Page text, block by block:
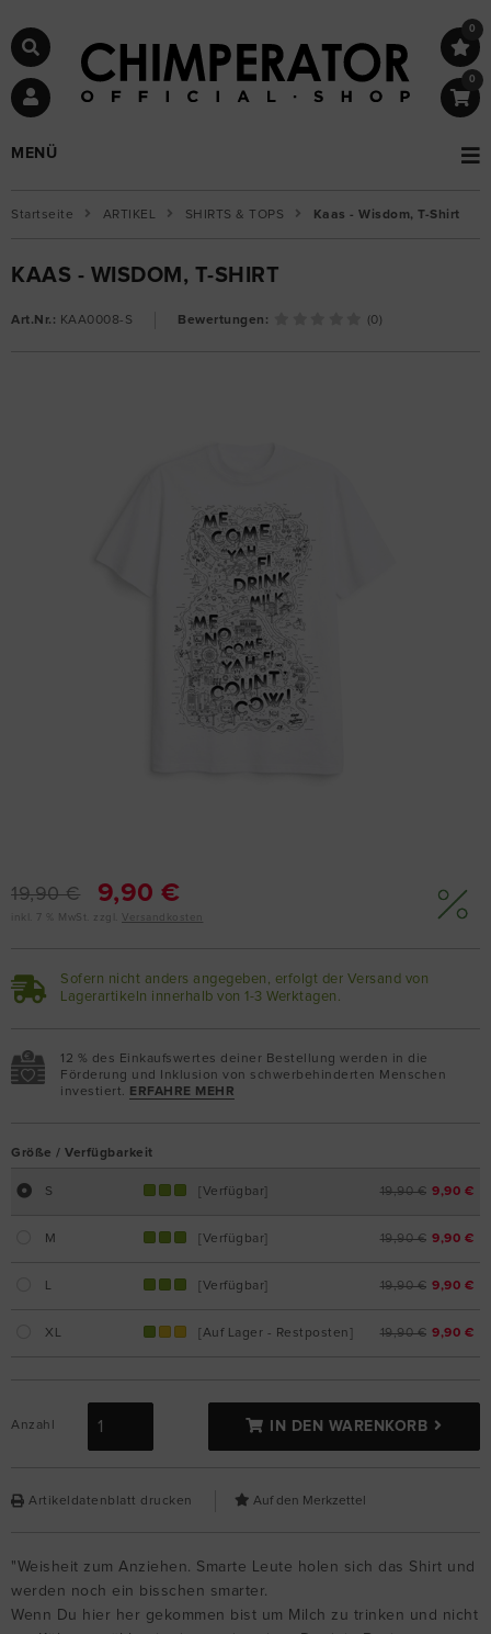
0
0
MENÜ
Startseite ARTIKEL SHIRTS & TOPS Kaas - Wisdom, T-Shirt
KAAS - WISDOM, T-SHIRT
Art.Nr.: KAA0008-S Bewertungen: (0)
19,90 € 9,90 €
inkl. 7 % MwSt. zzgl. Versandkosten
Sofern nicht anders angegeben, erfolgt der Versand von
Lagerartikeln innerhalb von 1-3 Werktagen.
12 % des Einkaufswertes deiner Bestellung werden in die
Förderung und Inklusion von schwerbehinderten Menschen
investiert. ERFAHRE MEHR
Größe / Verfügbarkeit
S [Verfügbar] 19,90 € 9,90 €
M [Verfügbar] 19,90 € 9,90 €
L [Verfügbar] 19,90 € 9,90 €
XL [Auf Lager - Restposten] 19,90 € 9,90 €
Anzahl IN DEN WARENKORB
Artikeldatenblatt drucken
"Weisheit zum Anziehen. Smarte Leute holen sich das Shirt und
werden noch ein bisschen smarter.
Wenn Du hier her gekommen bist um Milch zu trinken und nicht